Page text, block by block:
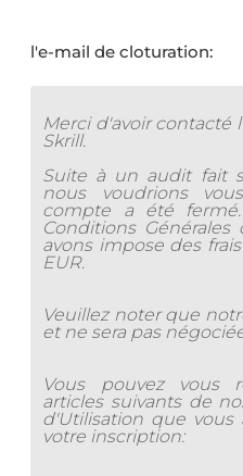
l'e-mail de cloturation:
Merci d'avoir contacté
Skrill.
Suite à un audit fait
nous voudrions
compte a été
Conditions
avons impose des
EUR.
Veuillez noter que
et ne sera pas
Vous pouvez vous
articles suivants de
d'Utilisation que vous
votre inscription: